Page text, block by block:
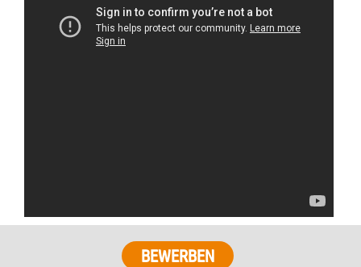
BEWERBEN